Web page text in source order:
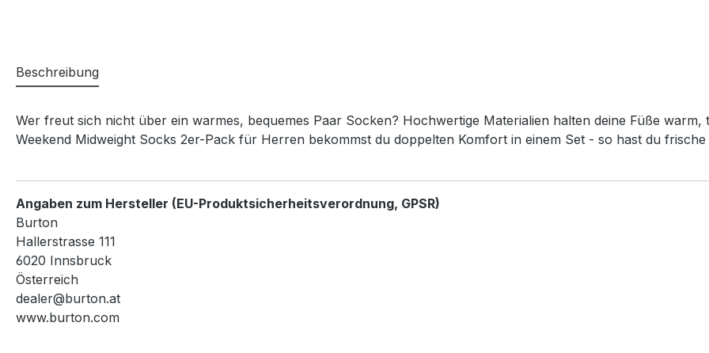
Beschreibung
Wer freut sich nicht über ein warmes, bequemes Paar Socken? Hochwertige Materialien halten deine Füße
Weekend Midweight Socks 2er-Pack für Herren bekommst du doppelten Komfort in einem Set - so hast du
Angaben zum Hersteller (EU-Produktsicherheitsverordnung, GPSR)
Burton
Hallerstrasse 111
6020 Innsbruck
Österreich
dealer@burton.at
www.burton.com